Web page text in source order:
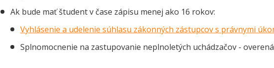
Ak bude mať študent v čase zápisu menej ako 16 rokov:
Vyhlásenie a udelenie súhlasu zákonných zástupcov s právnymi
Splnomocnenie na zastupovanie neplnoletých uchádzačov -